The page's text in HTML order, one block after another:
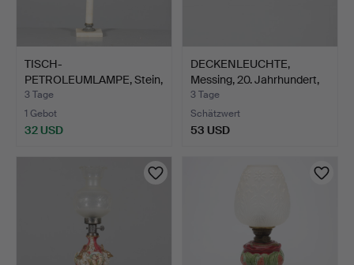
TISCH-
PETROLEUMLAMPE, Stein,
Metall sowie …
3 Tage
1 Gebot
32 USD
DECKENLEUCHTE,
Messing, 20. Jahrhundert,
F…
3 Tage
Schätzwert
53 USD